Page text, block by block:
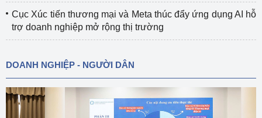
Cục Xúc tiến thương mại và Meta thúc đẩy ứng dụng AI hỗ
trợ doanh nghiệp mở rộng thị trường
DOANH NGHIỆP - NGƯỜI DÂN